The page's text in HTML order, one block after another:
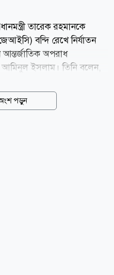
তারেক রহমানকে
বন্দি রেখে নির্যাতন
আন্তর্জাতিক অপরাধ
আমিনুল ইসলাম। তিনি বলেন,
ওপর নির্যাতন চালানো হয়েছে।
বর্ণনা থেকেও এসব তথ্য
পড়ুন